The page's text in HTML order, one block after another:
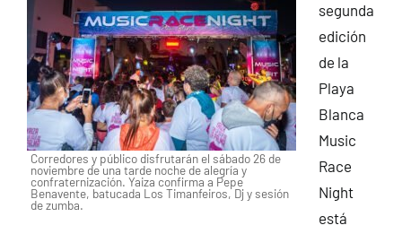
Corredores y público disfrutarán el sábado 26 de
noviembre de una tarde noche de alegría y
confraternización. Yaiza confirma a Pepe
Benavente, batucada Los Timanfeiros, Dj y sesión
de zumba.
segunda
edición
de la
Playa
Blanca
Music
Race
Night
está